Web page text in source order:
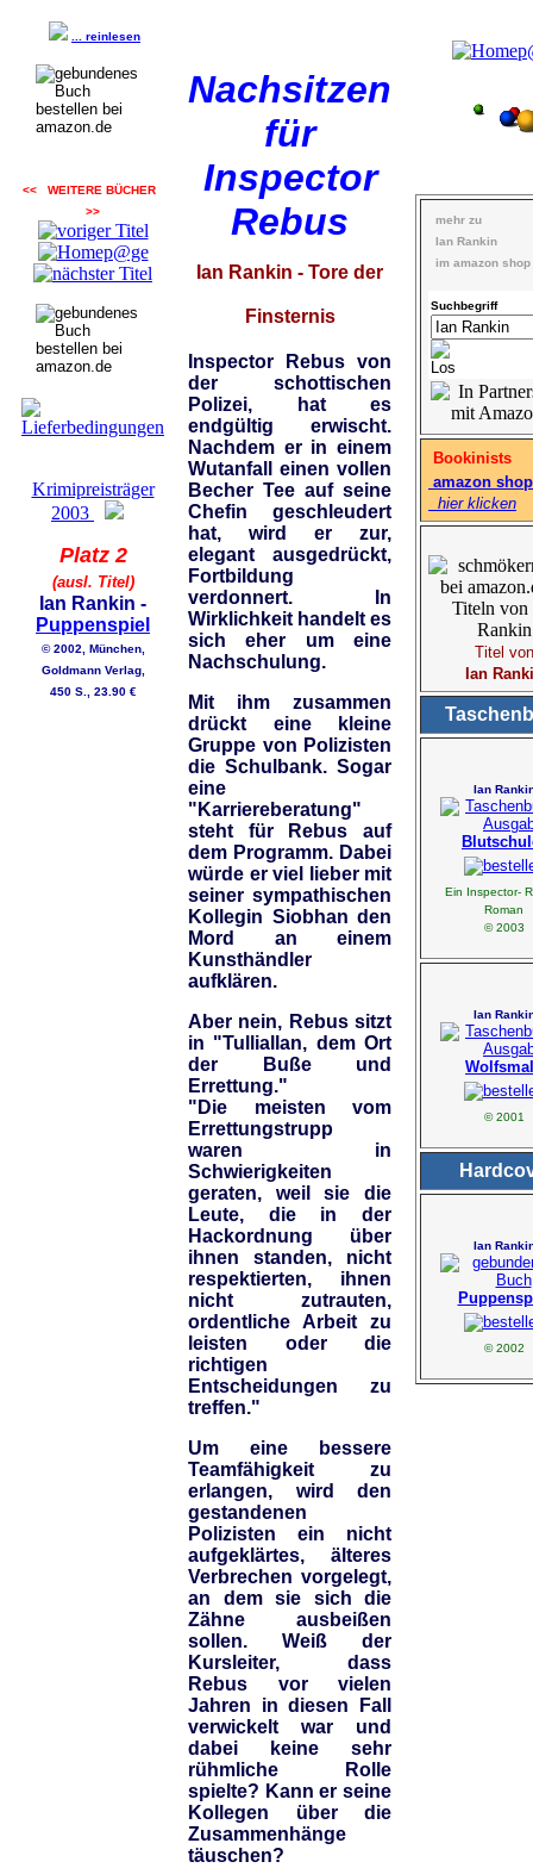
... reinlesen
<< WEITERE BÜCHER
>>
Krimipreisträger
2003
Platz 2
(ausl. Titel)
Ian Rankin -
Puppenspiel
© 2002, München,
Goldmann Verlag,
450 S., 23.90 €
Nachsitzen
für
Inspector
Rebus
Ian Rankin - Tore der
Finsternis
Inspector Rebus von
der schottischen
Polizei, hat es
endgültig erwischt.
Nachdem er in einem
Wutanfall einen vollen
Becher Tee auf seine
Chefin geschleudert
hat, wird er zur,
elegant ausgedrückt,
Fortbildung
verdonnert. In
Wirklichkeit handelt es
sich eher um eine
Nachschulung.
Mit ihm zusammen
drückt eine kleine
Gruppe von Polizisten
die Schulbank. Sogar
eine
"Karriereberatung"
steht für Rebus auf
dem Programm. Dabei
würde er viel lieber mit
seiner sympathischen
Kollegin Siobhan den
Mord an einem
Kunsthändler
aufklären.
Aber nein, Rebus sitzt
in "Tulliallan, dem Ort
der Buße und
Errettung."
"Die meisten vom
Errettungstrupp
waren in
Schwierigkeiten
geraten, weil sie die
Leute, die in der
Hackordnung über
ihnen standen, nicht
respektierten, ihnen
nicht zutrauten,
ordentliche Arbeit zu
leisten oder die
richtigen
Entscheidungen zu
treffen."
Um eine bessere
Teamfähigkeit zu
erlangen, wird den
gestandenen
Polizisten ein nicht
aufgeklärtes, älteres
Verbrechen vorgelegt,
an dem sie sich die
Zähne ausbeißen
sollen. Weiß der
Kursleiter, dass
Rebus vor vielen
Jahren in diesen Fall
verwickelt war und
dabei keine sehr
rühmliche Rolle
spielte? Kann er seine
Kollegen über die
Zusammenhänge
täuschen?
mehr zu
Ian Rankin
im amazon shop
Suchbegriff
Bookinists
amazon shop
hier klicken
Titel von
Ian
Ian
Ein Inspector-
Roman
© 2003
Ian
© 2001
Ian
© 2002